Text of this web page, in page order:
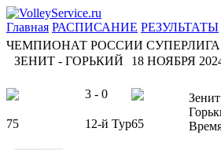
Главная РАСПИСАНИЕ РЕЗУЛЬТАТЫ
ЧЕМПИОНАТ РОССИИ СУПЕРЛИГА
ЗЕНИТ - ГОРЬКИЙ
18 НОЯБРЯ
3 - 0
75 12-й Тур65
Зенит